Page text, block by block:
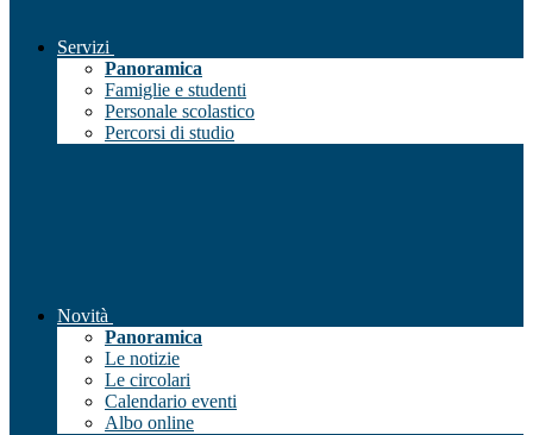
Servizi
Panoramica
Famiglie e studenti
Personale scolastico
Percorsi di studio
Novità
Panoramica
Le notizie
Le circolari
Calendario eventi
Albo online